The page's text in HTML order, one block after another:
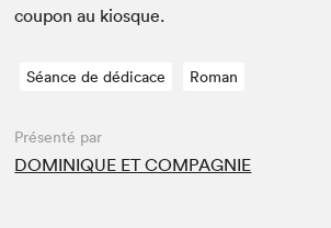
coupon au kiosque.
Séance de dédicace Roman
Présenté par
DOMINIQUE ET COMPAGNIE